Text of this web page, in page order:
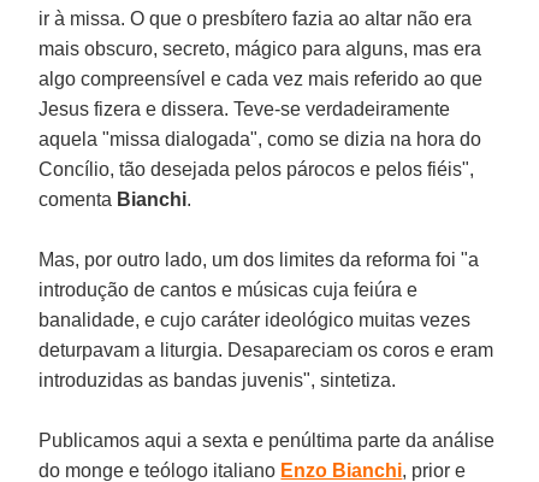
ir à missa. O que o presbítero fazia ao altar não era
mais obscuro, secreto, mágico para alguns, mas era
algo compreensível e cada vez mais referido ao que
Jesus fizera e dissera. Teve-se verdadeiramente
aquela "missa dialogada", como se dizia na hora do
Concílio, tão desejada pelos párocos e pelos fiéis",
comenta Bianchi.
Mas, por outro lado, um dos limites da reforma foi "a
introdução de cantos e músicas cuja feiúra e
banalidade, e cujo caráter ideológico muitas vezes
deturpavam a liturgia. Desapareciam os coros e eram
introduzidas as bandas juvenis", sintetiza.
Publicamos aqui a sexta e penúltima parte da análise
do monge e teólogo italiano Enzo Bianchi, prior e